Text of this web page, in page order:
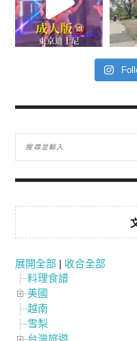
展開全部 | 收合全部
料理食譜
美國
越南
雪梨
台灣旅遊